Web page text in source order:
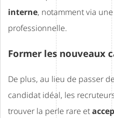
interne, notamment via
professionnelle.
Former les nouveaux
De plus, au lieu de passer
candidat idéal, les
trouver la perle rare et